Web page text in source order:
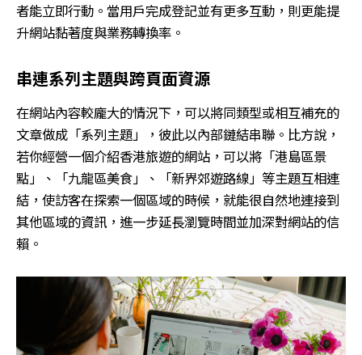
者能立即行動。當用戶完成登記並有更多互動，則更能提
升網站黏著度與業務轉換率。
串連系列主題與跨頁面資源
在網站內容較龐大的情況下，可以將同類型或相互補充的
文章做成「系列主題」，彼此以內部鏈結串聯。比方說，
若你經營一個介紹香港旅遊的網站，可以將「港島區景
點」、「九龍區美食」、「新界郊遊路線」等主題互相連
結，使訪客在探索一個區域的時候，就能很自然地連接到
其他區域的資訊，進一步延長瀏覽時間並加深對網站的信
賴。